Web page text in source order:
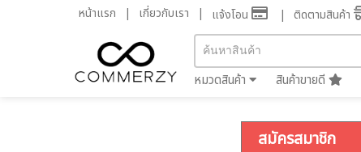
หน้าแรก เกี่ยวกับเรา แจ้งโอน ติดตามสินค้า
หมวดสินค้า สินค้าขายดี
สมัครสมาชิก